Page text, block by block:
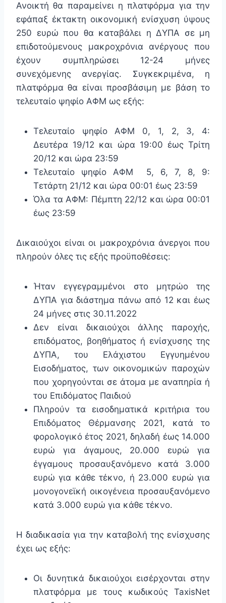
Ανοικτή θα παραμείνει η πλατφόρμα για την
εφάπαξ έκτακτη οικονομική ενίσχυση ύψους
250 ευρώ που θα καταβάλει η ΔΥΠΑ σε μη
επιδοτούμενους μακροχρόνια ανέργους που
έχουν συμπληρώσει 12-24 μήνες
συνεχόμενης ανεργίας. Συγκεκριμένα, η
πλατφόρμα θα είναι προσβάσιμη με βάση το
τελευταίο ψηφίο ΑΦΜ ως εξής:
Τελευταίο ψηφίο ΑΦΜ 0, 1, 2, 3, 4:
Δευτέρα 19/12 και ώρα 19:00 έως Τρίτη
20/12 και ώρα 23:59
Τελευταίο ψηφίο ΑΦΜ 5, 6, 7, 8, 9:
Τετάρτη 21/12 και ώρα 00:01 έως 23:59
Όλα τα ΑΦΜ: Πέμπτη 22/12 και ώρα 00:01
έως 23:59
Δικαιούχοι είναι οι μακροχρόνια άνεργοι που
πληρούν όλες τις εξής προϋποθέσεις:
Ήταν εγγεγραμμένοι στο μητρώο της
ΔΥΠΑ για διάστημα πάνω από 12 και έως
24 μήνες στις 30.11.2022
Δεν είναι δικαιούχοι άλλης παροχής,
επιδόματος, βοηθήματος ή ενίσχυσης της
ΔΥΠΑ, του Ελάχιστου Εγγυημένου
Εισοδήματος, των οικονομικών παροχών
που χορηγούνται σε άτομα με αναπηρία ή
του Επιδόματος Παιδιού
Πληρούν τα εισοδηματικά κριτήρια του
Επιδόματος Θέρμανσης 2021, κατά το
φορολογικό έτος 2021, δηλαδή έως 14.000
ευρώ για άγαμους, 20.000 ευρώ για
έγγαμους προσαυξανόμενο κατά 3.000
ευρώ για κάθε τέκνο, ή 23.000 ευρώ για
μονογονεϊκή οικογένεια προσαυξανόμενο
κατά 3.000 ευρώ για κάθε τέκνο.
Η διαδικασία για την καταβολή της ενίσχυσης
έχει ως εξής:
Οι δυνητικά δικαιούχοι εισέρχονται στην
πλατφόρμα με τους κωδικούς TaxisNet